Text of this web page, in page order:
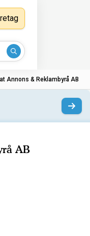
Annons & Reklambyrå AB
AB